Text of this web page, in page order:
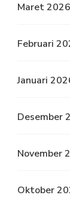
Maret 2026
Februari
Januari
Desember
November
Oktober